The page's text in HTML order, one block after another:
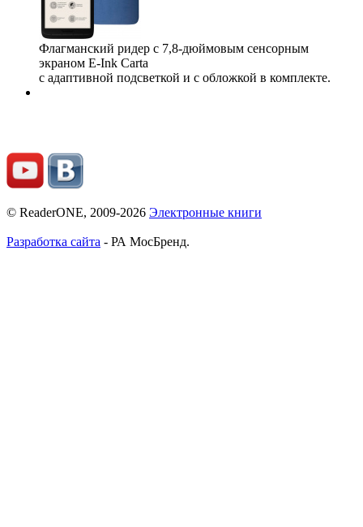
Флагманский ридер с 7,8-дюймовым сенсорным
экраном E-Ink Carta
с адаптивной подсветкой и с обложкой в комплекте.
© ReaderONE, 2009-2026 Электронные книги
Разработка сайта - РА МосБренд.